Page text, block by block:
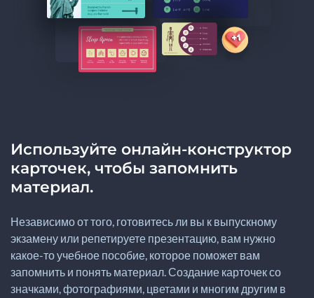
Используйте онлайн-конструктор
карточек, чтобы запомнить
материал.
Независимо от того, готовитесь ли вы к выпускному
экзамену или репетируете презентацию, вам нужно
какое-то учебное пособие, которое поможет вам
запомнить и понять материал. Создание карточек со
значками, фотографиями, цветами и многим другим в